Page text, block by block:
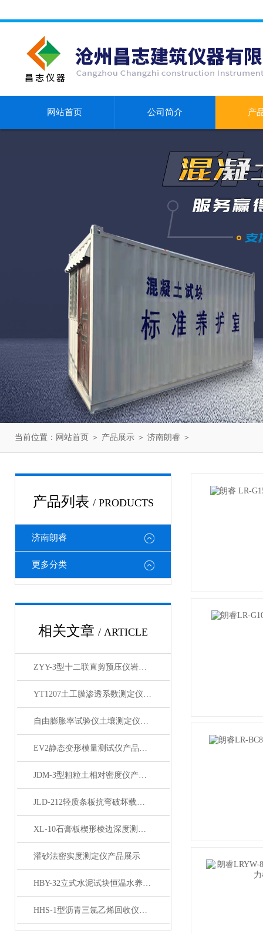
网站首页 公司简介 产
当前位置： 网站首页 ＞ 产品展示 ＞ 济南朗睿 ＞
产品列表 / PRODUCTS
济南朗睿
更多分类
相关文章 / ARTICLE
ZYY-3型十二联直剪预压仪岩土土工仪器 产品展示
YT1207土工膜渗透系数测定仪产品展示
自由膨胀率试验仪土壤测定仪产品展示
EV2静态变形模量测试仪产品简介
JDM-3型粗粒土相对密度仪产品展示
JLD-212轻质条板抗弯破坏载荷试验装置 产品展示
XL-10石膏板楔形棱边深度测定仪产品展示
灌砂法密实度测定仪产品展示
HBY-32立式水泥试块恒温水养护箱产品展示
HHS-1型沥青三氯乙烯回收仪产品展示